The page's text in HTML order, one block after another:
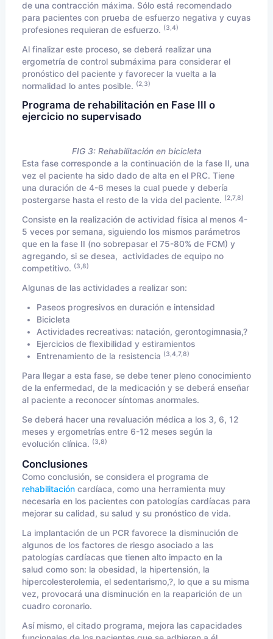
de una contracción máxima. Sólo está recomendado
para pacientes con prueba de esfuerzo negativa y cuyas
profesiones requieran de esfuerzo. (3,4)
Al finalizar este proceso, se deberá realizar una
ergometría de control submáxima para considerar el
pronóstico del paciente y favorecer la vuelta a la
normalidad lo antes posible. (2,3)
Programa de rehabilitación en Fase III o
ejercicio no supervisado
FIG 3: Rehabilitación en bicicleta
Esta fase corresponde a la continuación de la fase II, una
vez el paciente ha sido dado de alta en el PRC. Tiene
una duración de 4-6 meses la cual puede y debería
postergarse hasta el resto de la vida del paciente. (2,7,8)
Consiste en la realización de actividad física al menos 4-
5 veces por semana, siguiendo los mismos parámetros
que en la fase II (no sobrepasar el 75-80% de FCM) y
agregando, si se desea, actividades de equipo no
competitivo. (3,8)
Algunas de las actividades a realizar son:
Paseos progresivos en duración e intensidad
Bicicleta
Actividades recreativas: natación, gerontogimnasia,?
Ejercicios de flexibilidad y estiramientos
Entrenamiento de la resistencia (3,4,7,8)
Para llegar a esta fase, se debe tener pleno conocimiento
de la enfermedad, de la medicación y se deberá enseñar
al paciente a reconocer síntomas anormales.
Se deberá hacer una revaluación médica a los 3, 6, 12
meses y ergometrías entre 6-12 meses según la
evolución clínica. (3,8)
Conclusiones
Como conclusión, se considera el programa de
rehabilitación cardíaca, como una herramienta muy
necesaria en los pacientes con patologías cardíacas para
mejorar su calidad, su salud y su pronóstico de vida.
La implantación de un PCR favorece la disminución de
algunos de los factores de riesgo asociado a las
patologías cardíacas que tienen alto impacto en la
salud como son: la obesidad, la hipertensión, la
hipercolesterolemia, el sedentarismo,?, lo que a su misma
vez, provocará una disminución en la reaparición de un
cuadro coronario.
Así mismo, el citado programa, mejora las capacidades